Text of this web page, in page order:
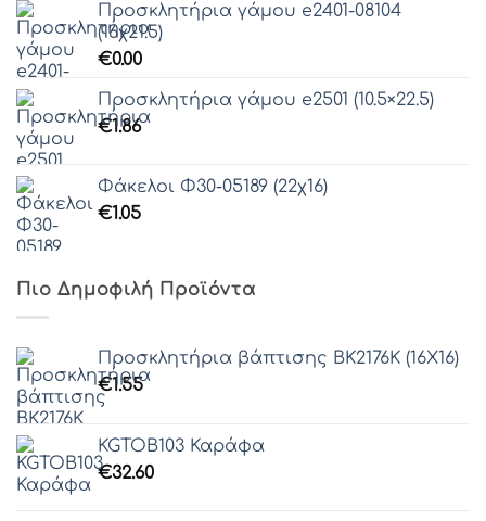
Προσκλητήρια γάμου e2401-08104
(16χ21.5)
€0.00
Προσκλητήρια γάμου e2501 (10.5×22.5)
€1.86
Φάκελοι Φ30-05189 (22χ16)
€1.05
Πιο Δημοφιλή Προϊόντα
Προσκλητήρια βάπτισης ΒΚ2176Κ (16Χ16)
€1.55
KGTOB103 Καράφα
€32.60